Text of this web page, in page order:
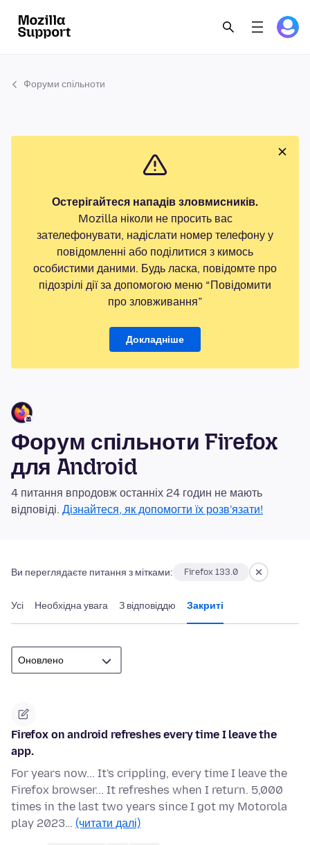
Форуми спільноти
Остерігайтеся нападів зловмисників.
Mozilla ніколи не просить вас
зателефонувати, надіслати номер телефону у
повідомленні або поділитися з кимось
особистими даними. Будь ласка, повідомте про
підозрілі дії за допомогою меню “Повідомити
про зловживання”
Докладніше
Форум спільноти Firefox
для Android
4 питання впродовж останніх 24 годин не мають
відповіді. Дізнайтеся, як допомогти їх розв'язати!
Ви переглядаєте питання з мітками: Firefox 133.0
Усі Необхідна увага З відповіддю Закриті
Firefox on android refreshes every time I leave the
app.
For years now... It's crippling, every time I leave the
Firefox browser... It refreshes when I return. 5,000
times in the last two years since I got my Motorola
play 2023… (читати далі)